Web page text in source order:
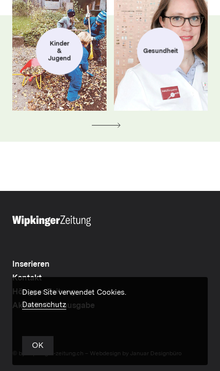
Kinder
&
Jugend
Gesundheit
Inserieren
Kontakt
Höngger Zeitung
Aktuelle Printausgabe
© by wipkinger-zeitung.ch – Webdesign by Januar Designbüro
Diese Site verwendet Cookies.
Datenschutz
OK